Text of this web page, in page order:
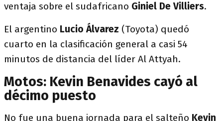
ventaja sobre el sudafricano Giniel De Villiers.
El argentino Lucio Álvarez (Toyota) quedó
cuarto en la clasificación general a casi 54
minutos de distancia del líder Al Attyah.
Motos: Kevin Benavides cayó al
décimo puesto
No fue una buena jornada para el salteño Kevin